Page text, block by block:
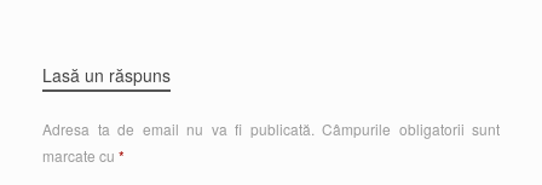
Lasă un răspuns
Adresa ta de email nu va fi publicată. Câmpurile obligatorii sunt
marcate cu *